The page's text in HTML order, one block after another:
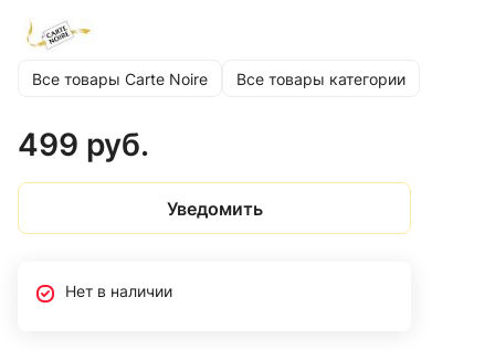
Все товары Carte Noire Все товары категории
499 руб.
Уведомить
Нет в наличии